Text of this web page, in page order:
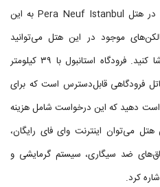
ساعت از شبانه‌روز می‌توانید با اقامت در هتل Pera Neuf Istanbul به این
موجود در این هتل می‌توانید
چشم‌انداز بسیار زیبایی از شهر را تماشا کنید. فرودگاه استانبول با ۳۹ کیلومتر
فرودگاهی قابل‌دسترس است که برای
دهید که این درخواست شامل هزینه
می‌توان اینترنت وای فای رایگان،
ضد سیگاری، سیستم گرمایشی و
کرد.